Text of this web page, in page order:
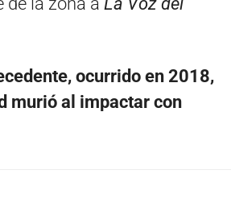
ocurrido en 2018,
murió al impactar con